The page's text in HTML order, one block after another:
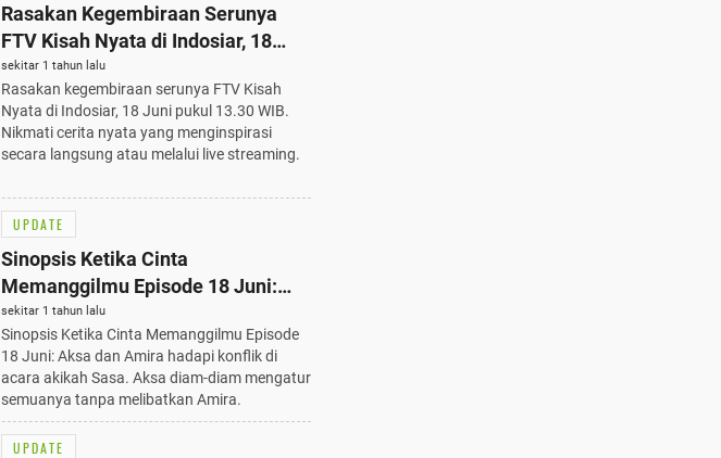
Rasakan Kegembiraan Serunya
FTV Kisah Nyata di Indosiar, 18
Juni Pukul 13.30 WIB: Cerita Nyata
yang Menginspirasi
sekitar 1 tahun lalu
Rasakan kegembiraan serunya FTV Kisah
Nyata di Indosiar, 18 Juni pukul 13.30 WIB.
Nikmati cerita nyata yang menginspirasi
secara langsung atau melalui live streaming.
UPDATE
Sinopsis Ketika Cinta
Memanggilmu Episode 18 Juni:
Aksa dan Amira Hadapi Konflik di
Acara Akikah Sasa
sekitar 1 tahun lalu
Sinopsis Ketika Cinta Memanggilmu Episode
18 Juni: Aksa dan Amira hadapi konflik di
acara akikah Sasa. Aksa diam-diam mengatur
semuanya tanpa melibatkan Amira.
UPDATE